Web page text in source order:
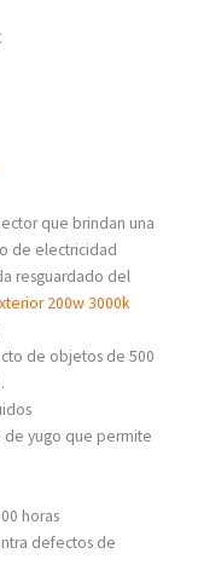
que brindan una
de electricidad
resguardado del
de objetos de 500
de yugo que permite
horas
defectos de